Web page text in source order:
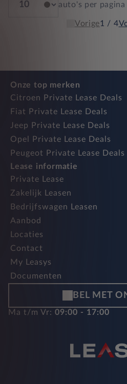
auto's per pagina
Vorige1 / 4
Onze top merken
Citroen Private Lease Deals
Fiat Private Lease Deals
Jeep Private Lease Deals
Opel Private Lease Deals
Peugeot Private Lease Deals
Lease informatie
Private Lease
Zakelijk Leasen
Bedrijfswagen Leasen
Aanbod
Locaties
Contact
My Leasys
Documenten
BEL MET
Ma t/m Vr: 09:00 - 17:00